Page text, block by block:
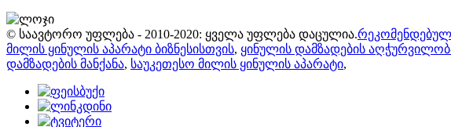
© საავტორო უფლება - 2010-2020: ყველა უფლება დაცულია.
მილის ყინულის აპარატი ბიზნესისთვის, ყინულის დამზადების
დამზადების მანქანა, საუკეთესო მილის ყინულის აპარატი,